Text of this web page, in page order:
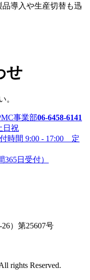
導入や生産切替も迅
せ
。
事業部06-6458-6141
日祝
時間 9:00 - 17:00 定
365日受付）
）第25607号
rights Reserved.